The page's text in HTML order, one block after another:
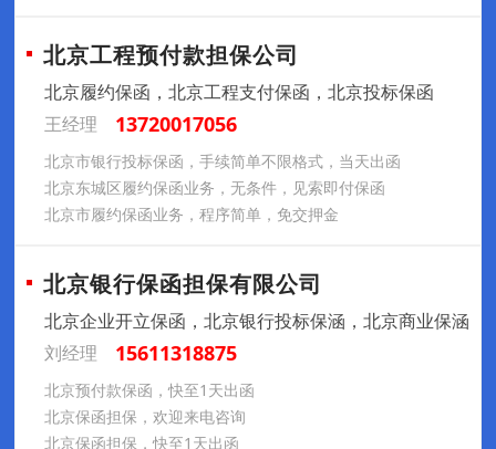
北京工程预付款担保公司
北京履约保函，北京工程支付保函，北京投标保函
王经理
13720017056
北京市银行投标保函，手续简单不限格式，当天出函
北京东城区履约保函业务，无条件，见索即付保函
北京市履约保函业务，程序简单，免交押金
北京银行保函担保有限公司
北京企业开立保函，北京银行投标保涵，北京商业保涵
刘经理
15611318875
北京预付款保函，快至1天出函
北京保函担保，欢迎来电咨询
北京保函担保，快至1天出函